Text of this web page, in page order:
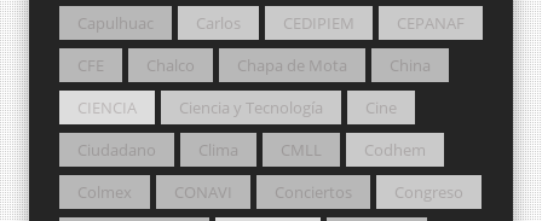
Capulhuac
Carlos CEDIPIEM
CEPANAF
CFE
Chalco Chapa de Mota
China
CIENCIA
Ciencia y Tecnología
Cine
Ciudadano
Clima CMLL
Codhem
Colmex
CONAVI Conciertos
Congreso